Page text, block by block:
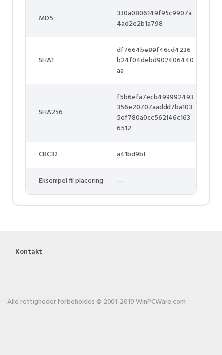
MD5
330a0806149f95c9907a
4ad2e2b1a798
SHA1
df7664be89f46cd4236
b24f04debd902406440
aa
SHA256
f5b6efa7ecb499992493
356e20707aaddd7ba103
5ef780a0cc562146c163
6512
CRC32 a41bd9bf
Eksempel fil placering ---
Kontakt
Alle rettigheder forbeholdes © 2001-2019 WinPCWare.com